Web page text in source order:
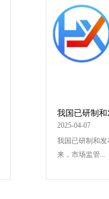
我国已研制和
2025-04-07
我国已研制和发
来，市场监管...